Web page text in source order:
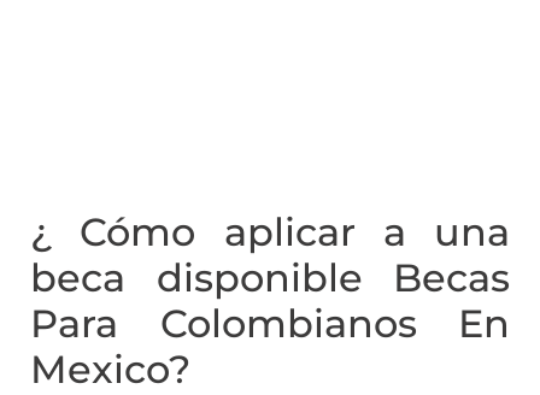
¿ Cómo aplicar a una
beca disponible Becas
Para Colombianos En
Mexico?